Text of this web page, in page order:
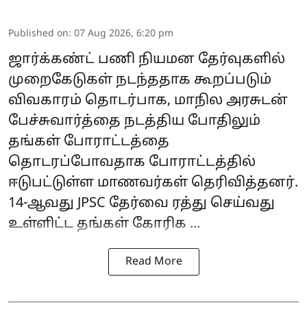
Published on: 07 Aug 2026, 6:20 pm
ஜார்க்கண்ட் பணி நியமன தேர்வுகளில்
முறைகேடுகள் நடந்ததாக கூறப்படும்
விவகாரம் தொடர்பாக, மாநில அரசுடன்
பேச்சுவார்த்தை நடத்திய போதிலும்
தங்கள் போராட்டத்தை
தொடரப்போவதாக போராட்டத்தில்
ஈடுபட்டுள்ள மாணவர்கள் தெரிவித்தனர்.
14-ஆவது JPSC தேர்வை ரத்து செய்வது
உள்ளிட்ட தங்கள் கோரிக ...
Read More